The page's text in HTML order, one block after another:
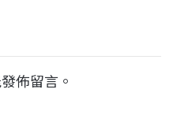
佈留言。